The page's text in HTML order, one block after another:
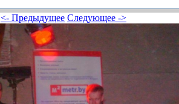
<- Предыдущее Следующее ->